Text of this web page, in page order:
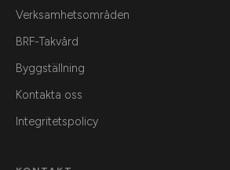
Verksamhetsområden
BRF-Takvård
Byggställning
Kontakta oss
Integritetspolicy